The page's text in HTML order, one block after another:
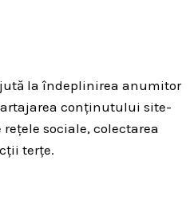
la îndeplinirea anumitor
conținutului site-
sociale, colectarea
terțe.